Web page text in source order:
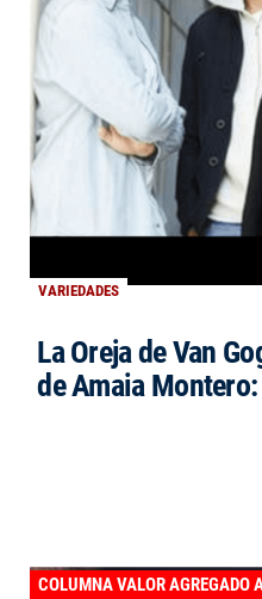
VARIEDADES
La Oreja de Van
de Amaia
COLUMNA VALOR AGREGADO